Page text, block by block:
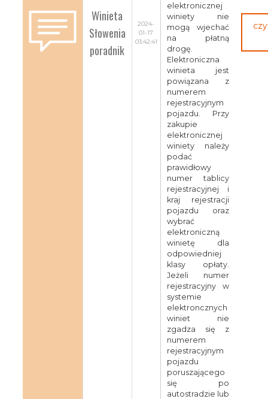
Winieta
Słowenia
poradnik
2024-
01-17
03:42:41
elektronicznej
winiety nie
mogą wjechać
na płatną
drogę.
Elektroniczna
winieta jest
powiązana z
numerem
rejestracyjnym
pojazdu. Przy
zakupie
elektronicznej
winiety należy
podać
prawidłowy
numer tablicy
rejestracyjnej i
kraj rejestracji
pojazdu oraz
wybrać
elektroniczną
winietę dla
odpowiedniej
klasy opłaty.
Jeżeli numer
rejestracyjny w
systemie
elektroncznych
winiet nie
zgadza się z
numerem
rejestracyjnym
pojazdu
poruszającego
się po
autostradzie lub